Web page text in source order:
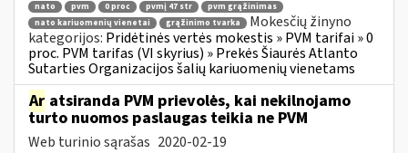
nato pvm 0 proc pvmį 47 str
pvm grąžinimas
nato kariuomenių vienetai
grąžinimo tvarka
Mokesčių žinyno
kategorijos: Pridėtinės vertės mokestis » PVM tarifai » 0
proc. PVM tarifas (VI skyrius) » Prekės Šiaurės Atlanto
Sutarties Organizacijos šalių kariuomenių vienetams
Ar atsiranda PVM prievolės, kai nekilnojamo
turto nuomos paslaugas teikia ne PVM
Web turinio sąrašas 2020-02-19